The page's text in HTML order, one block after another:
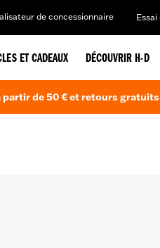
de concessionnaire
ET CADEAUX DÉCOUVRIR H-D
de 50 € et retours